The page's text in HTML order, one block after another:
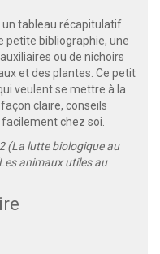
un tableau récapitulatif
petite bibliographie, une
ou de nichoirs
et des plantes. Ce petit
veulent se mettre à la
claire, conseils
chez soi.
(La lutte biologique au
animaux utiles au